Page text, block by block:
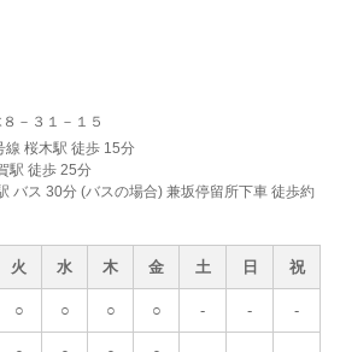
－３１－１５
線 桜木駅 徒歩 15分
駅 徒歩 25分
バス 30分 (バスの場合) 兼坂停留所下車 徒歩約
火 水 木 金 土 日 祝
○ ○ ○ ○ - - -